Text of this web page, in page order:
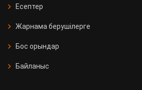
Есептер
Жарнама берушілерге
Бос орындар
Байланыс